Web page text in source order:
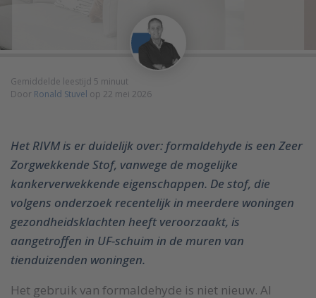
Gemiddelde leestijd 5 minuut
Door Ronald Stuvel op 22 mei 2026
Het RIVM is er duidelijk over: formaldehyde is een Zeer
Zorgwekkende Stof, vanwege de mogelijke
kankerverwekkende eigenschappen. De stof, die
volgens onderzoek recentelijk in meerdere woningen
gezondheidsklachten heeft veroorzaakt, is
aangetroffen in UF-schuim in de muren van
tienduizenden woningen.
Het gebruik van formaldehyde is niet nieuw. Al